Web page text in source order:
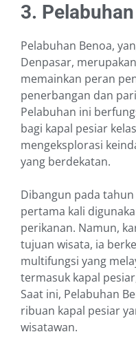
3.
Pelabuhan Benoa,
Denpasar,
memainkan peran
penerbangan dan
Pelabuhan ini
bagi kapal pesiar
mengeksplorasi
yang berdekatan.
Dibangun pada
pertama kali
perikanan. Namun,
tujuan wisata, ia
multifungsi yang
termasuk kapal
Saat ini, Pelabuhan
ribuan kapal pesiar
wisatawan.